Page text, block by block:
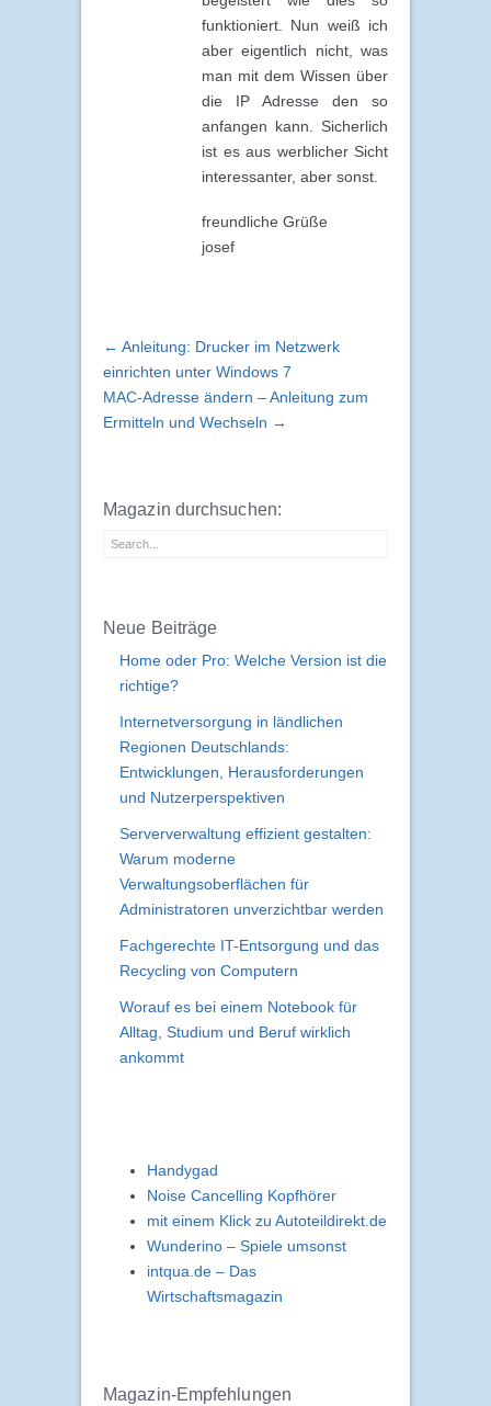
funktioniert. Nun weiß ich
aber eigentlich nicht, was
man mit dem Wissen über
die IP Adresse den so
anfangen kann. Sicherlich
ist es aus werblicher Sicht
interessanter, aber sonst.
freundliche Grüße
josef
← Anleitung: Drucker im Netzwerk
einrichten unter Windows 7
MAC-Adresse ändern – Anleitung zum
Ermitteln und Wechseln →
Magazin durchsuchen:
Neue Beiträge
Home oder Pro: Welche Version ist die
richtige?
Internetversorgung in ländlichen
Regionen Deutschlands:
Entwicklungen, Herausforderungen
und Nutzerperspektiven
Serververwaltung effizient gestalten:
Warum moderne
Verwaltungsoberflächen für
Administratoren unverzichtbar werden
Fachgerechte IT-Entsorgung und das
Recycling von Computern
Worauf es bei einem Notebook für
Alltag, Studium und Beruf wirklich
ankommt
Handygad
Noise Cancelling Kopfhörer
mit einem Klick zu Autoteildirekt.de
Wunderino – Spiele umsonst
intqua.de – Das
Wirtschaftsmagazin
Magazin-Empfehlungen